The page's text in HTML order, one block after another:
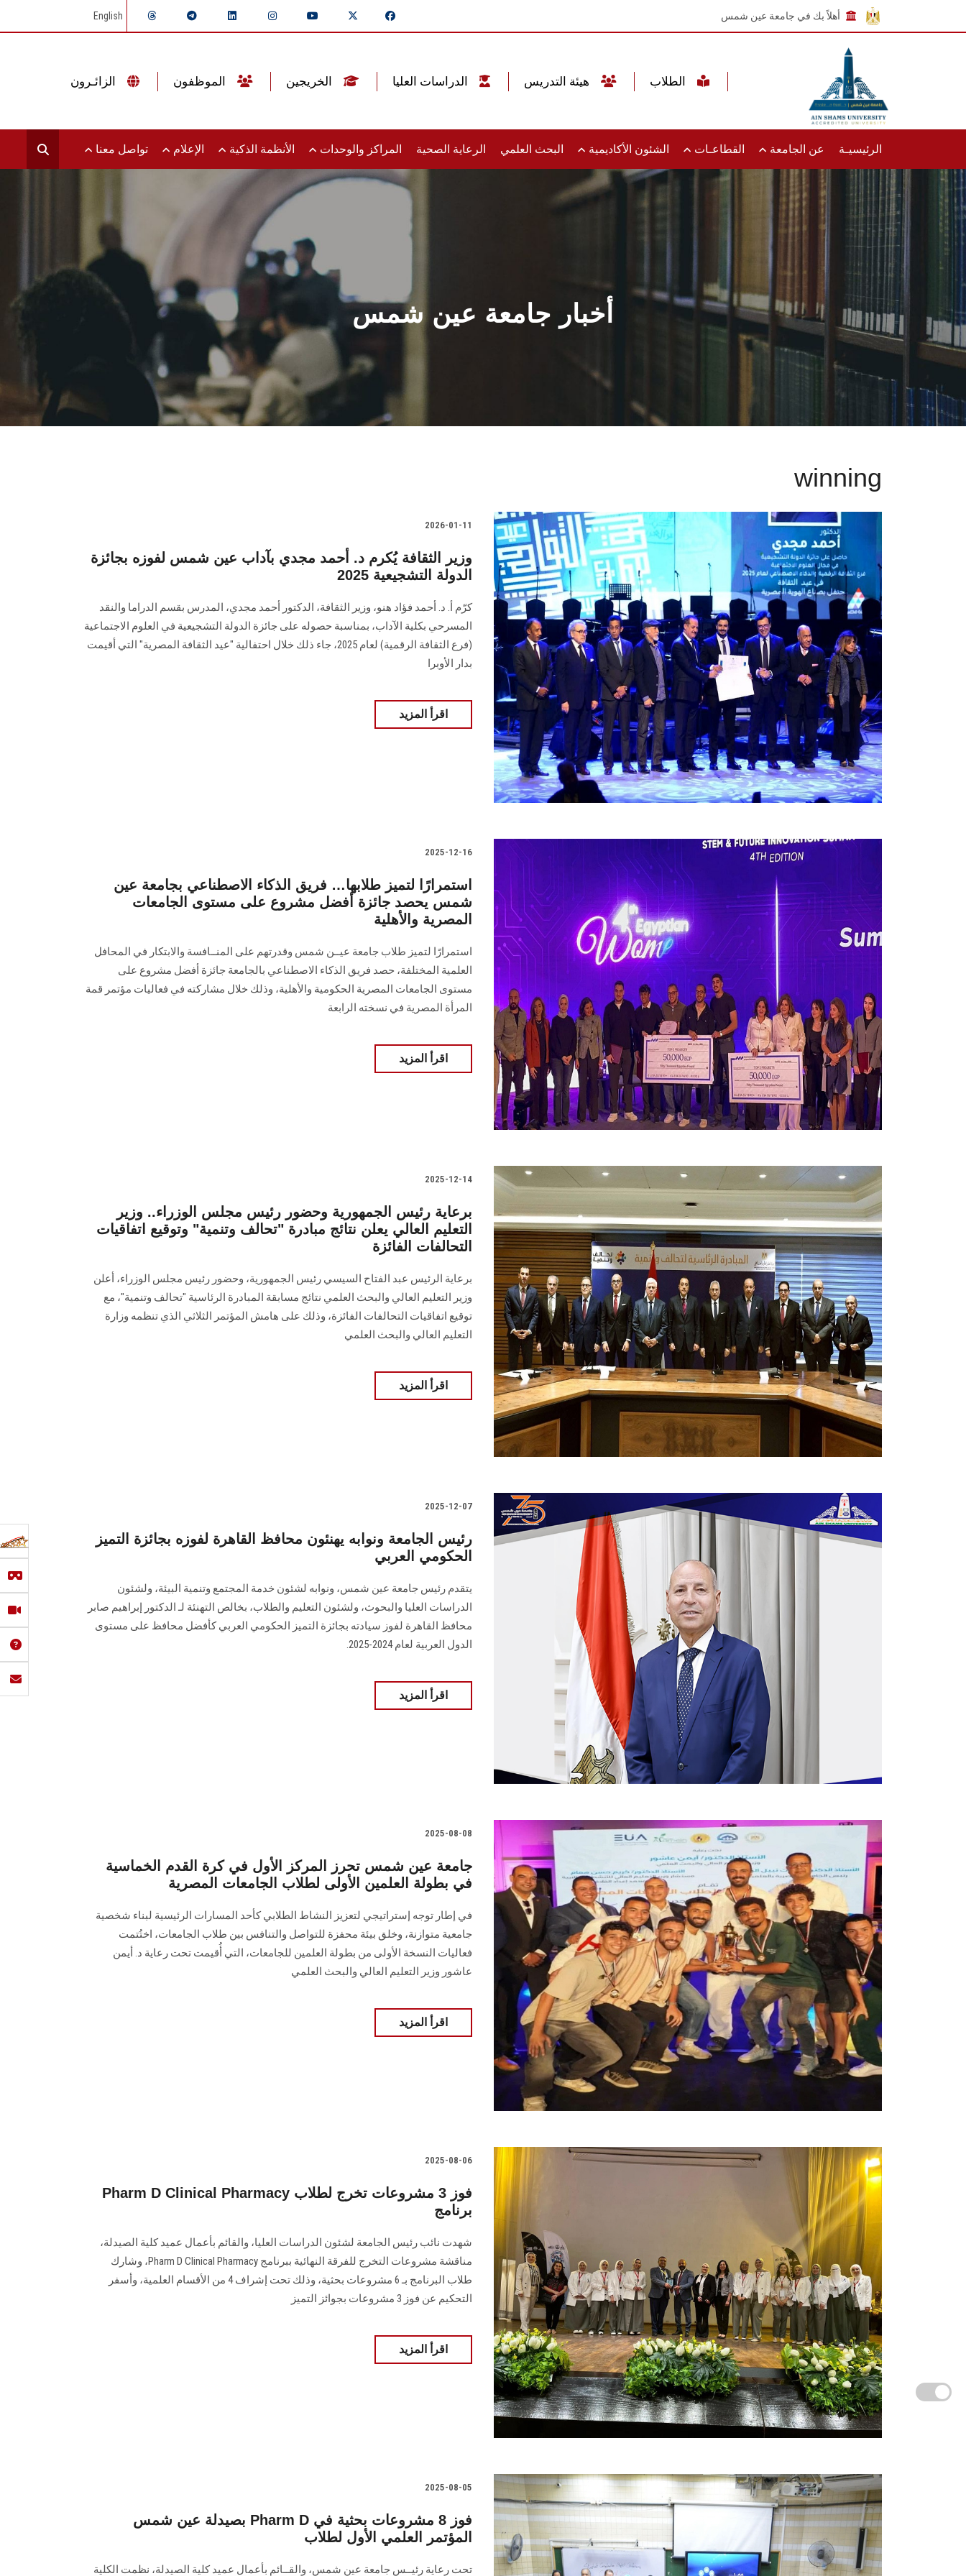
أهلاً بك في جامعة عين شمس English
الرئيسيـة عن الجامعة القطاعـات الشئون الأكاديمية البحث العلمي الرعاية الصحية المراكز والوحدات الأنظمة الذكية الإعلام تواصل معنا
أخبار جامعة عين شمس
winning
2026-01-11
وزير الثقافة يُكرم د. أحمد مجدي بآداب عين شمس لفوزه بجائزة
الدولة التشجيعية 2025
كرّم أ. د. أحمد فؤاد هنو، وزير الثقافة، الدكتور أحمد مجدي، المدرس بقسم الدراما والنقد
المسرحي بكلية الآداب، بمناسبة حصوله على جائزة الدولة التشجيعية في العلوم الاجتماعية
(فرع الثقافة الرقمية) لعام 2025، جاء ذلك خلال احتفالية "عيد الثقافة المصرية" التي أقيمت
بدار الأوبرا
اقرأ المزيد
2025-12-16
استمرارًا لتميز طلابها… فريق الذكاء الاصطناعي بجامعة عين
شمس يحصد جائزة أفضل مشروع على مستوى الجامعات
المصرية والأهلية
استمرارًا لتميز طلاب جامعة عيــن شمس وقدرتهم على المنــافسة والابتكار في المحافل
العلمية المختلفة، حصد فريق الذكاء الاصطناعي بالجامعة جائزة أفضل مشروع على
مستوى الجامعات المصرية الحكومية والأهلية، وذلك خلال مشاركته في فعاليات مؤتمر قمة
المرأة المصرية في نسخته الرابعة
اقرأ المزيد
2025-12-14
برعاية رئيس الجمهورية وحضور رئيس مجلس الوزراء.. وزير
التعليم العالي يعلن نتائج مبادرة "تحالف وتنمية" وتوقيع اتفاقيات
التحالفات الفائزة
برعاية الرئيس عبد الفتاح السيسي رئيس الجمهورية، وحضور رئيس مجلس الوزراء، أعلن
وزير التعليم العالي والبحث العلمي نتائج مسابقة المبادرة الرئاسية "تحالف وتنمية"، مع
توقيع اتفاقيات التحالفات الفائزة، وذلك على هامش المؤتمر الثلاثي الذي تنظمه وزارة
التعليم العالي والبحث العلمي
اقرأ المزيد
2025-12-07
رئيس الجامعة ونوابه يهنئون محافظ القاهرة لفوزه بجائزة التميز
الحكومي العربي
يتقدم رئيس جامعة عين شمس، ونوابه لشئون خدمة المجتمع وتنمية البيئة، ولشئون
الدراسات العليا والبحوث، ولشئون التعليم والطلاب، بخالص التهنئة لـ الدكتور إبراهيم صابر
محافظ القاهرة لفوز سيادته بجائزة التميز الحكومي العربي كأفضل محافظ على مستوى
الدول العربية لعام 2024-2025.
اقرأ المزيد
2025-08-08
جامعة عين شمس تحرز المركز الأول في كرة القدم الخماسية
في بطولة العلمين الأولى لطلاب الجامعات المصرية
في إطار توجه إستراتيجي لتعزيز النشاط الطلابي كأحد المسارات الرئيسية لبناء شخصية
جامعية متوازنة، وخلق بيئة محفزة للتواصل والتنافس بين طلاب الجامعات، اختُتمت
فعاليات النسخة الأولى من بطولة العلمين للجامعات، التي أُقيمت تحت رعاية د. أيمن
عاشور وزير التعليم العالي والبحث العلمي
اقرأ المزيد
2025-08-06
Pharm D Clinical Pharmacy فوز 3 مشروعات تخرج لطلاب
برنامج
شهدت نائب رئيس الجامعة لشئون الدراسات العليا، والقائم بأعمال عميد كلية الصيدلة،
مناقشة مشروعات التخرج للفرقة النهائية ببرنامج Pharm D Clinical Pharmacy، وشارك
طلاب البرنامج بـ 6 مشروعات بحثية، وذلك تحت إشراف 4 من الأقسام العلمية، وأسفر
التحكيم عن فوز 3 مشروعات بجوائز التميز
اقرأ المزيد
2025-08-05
بصيدلة عين شمس Pharm D فوز 8 مشروعات بحثية في
المؤتمر العلمي الأول لطلاب
تحت رعاية رئيــس جامعة عين شمس، والقــائم بأعمال عميد كلية الصيدلة، نظمت الكلية